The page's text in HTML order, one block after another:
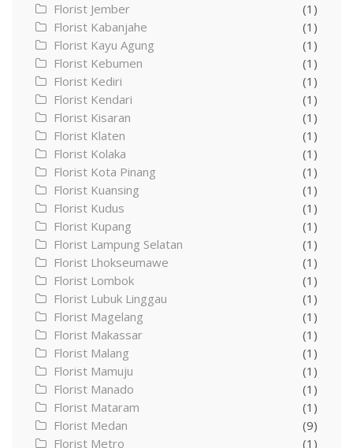
Florist Jember
(1)
Florist Kabanjahe
(1)
Florist Kayu Agung
(1)
Florist Kebumen
(1)
Florist Kediri
(1)
Florist Kendari
(1)
Florist Kisaran
(1)
Florist Klaten
(1)
Florist Kolaka
(1)
Florist Kota Pinang
(1)
Florist Kuansing
(1)
Florist Kudus
(1)
Florist Kupang
(1)
Florist Lampung Selatan
(1)
Florist Lhokseumawe
(1)
Florist Lombok
(1)
Florist Lubuk Linggau
(1)
Florist Magelang
(1)
Florist Makassar
(1)
Florist Malang
(1)
Florist Mamuju
(1)
Florist Manado
(1)
Florist Mataram
(1)
Florist Medan
(9)
Florist Metro
(1)